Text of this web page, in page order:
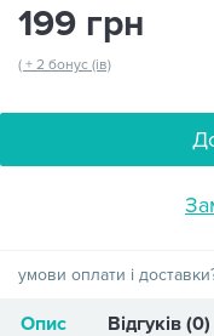
199 грн
( + 2 бонус (ів)
умови оплати і
Опис Відгуків (0)